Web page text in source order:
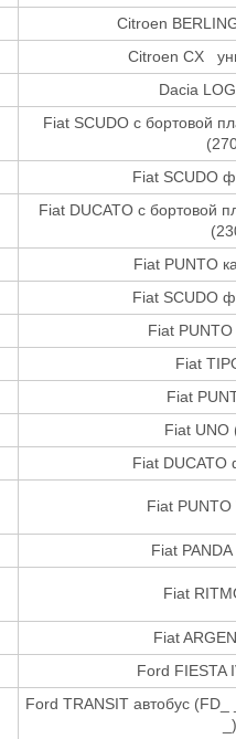
Citroen
Citroen CX
Dacia
Fiat SCUDO c бортовой
Fiat SCUDO
Fiat DUCATO c бортовой
Fiat PUNTO
Fiat SCUDO
Fiat
Fiat
Fiat
Fiat UNO
Fiat DUCATO
Fiat
Fiat
Fiat
Fiat
Ford FIESTA
Ford TRANSIT автобус (FD_
_)